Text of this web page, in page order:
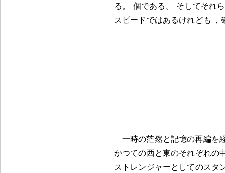
る 。 個である 。
そしてそれ
スピードではあるけれども ，
一時の茫然と記憶の再編を
かつての西と東のそれぞれの
ストレンジャーとしてのスタ